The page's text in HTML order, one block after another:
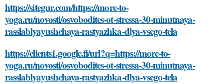
https://sitegur.com/https://more-to-
yoga.ru/novosti/osvobodites-ot-stressa-30-minutnaya-
rasslablyayushchaya-rastyazhka-dlya-vsego-tela
https://clients1.google.fi/url?q=https://more-to-
yoga.ru/novosti/osvobodites-ot-stressa-30-minutnaya-
rasslablyayushchaya-rastyazhka-dlya-vsego-tela